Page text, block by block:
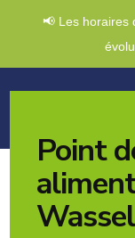
📢 Les horaires
Point